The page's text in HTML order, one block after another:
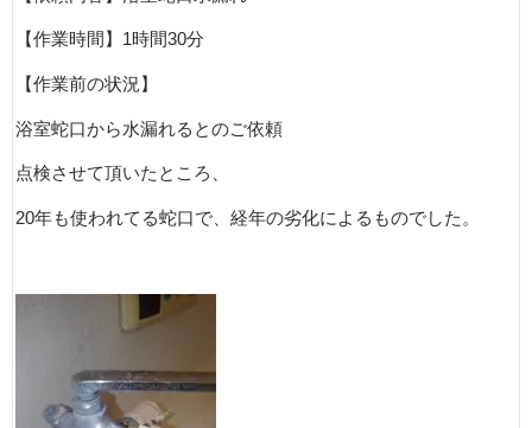
【作業時間】1時間30分
【作業前の状況】
浴室蛇口から水漏れるとのご依頼
点検させて頂いたところ、
20年も使われてる蛇口で、経年の劣化によるものでした。